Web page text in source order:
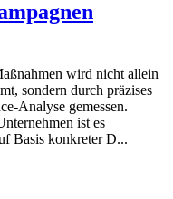
wird nicht allein
sondern durch präzises
Analyse gemessen.
ist es
Basis konkreter D...